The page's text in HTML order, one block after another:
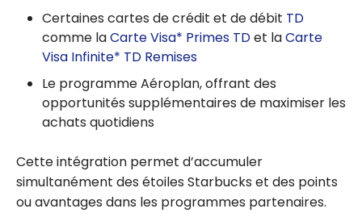
Certaines cartes de crédit et de débit TD
comme laCarte Visa* Primes TDet laCarte
Visa Infinite* TD Remises
Le programme Aéroplan, offrant des
opportunités supplémentaires de maximiser les
achats quotidiens
Cette intégration permet d’accumuler
simultanément des étoiles Starbucks et des points
ou avantages dans les programmes partenaires.